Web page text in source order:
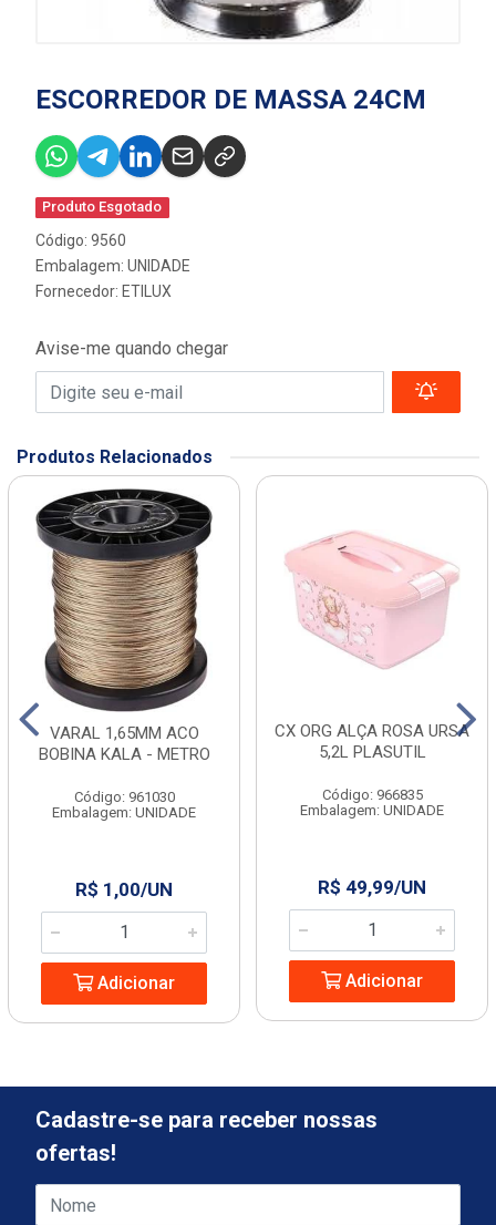
ESCORREDOR DE MASSA 24CM
Produto Esgotado
Código: 9560
Embalagem: UNIDADE
Fornecedor: ETILUX
Avise-me quando chegar
Produtos Relacionados
VARAL 1,65MM ACO
BOBINA KALA - METRO
Código: 961030
Embalagem: UNIDADE
R$ 1,00/UN
Adicionar
CX ORG ALÇA ROSA URSA
5,2L PLASUTIL
Código: 966835
Embalagem: UNIDADE
R$ 49,99/UN
Adicionar
Cadastre-se para receber nossas
ofertas!